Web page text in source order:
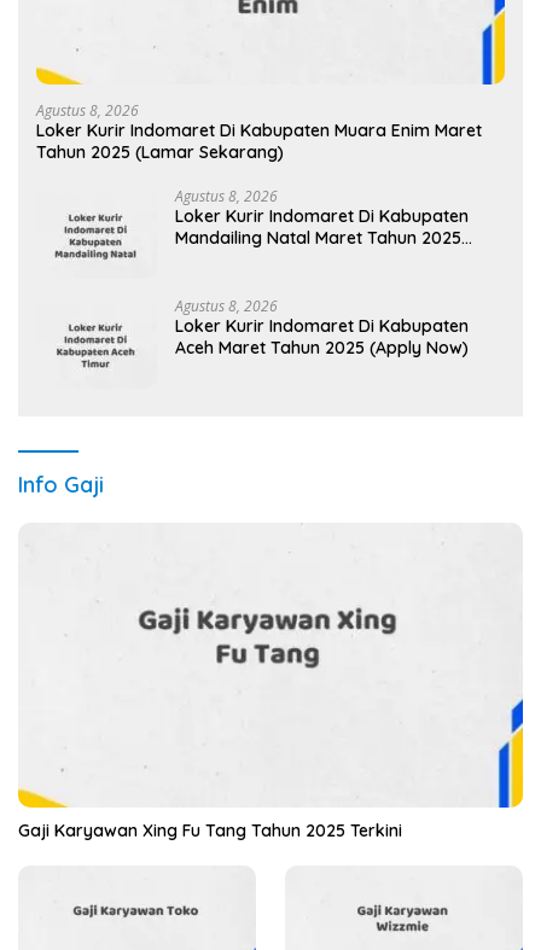
Agustus 8, 2026
Loker Kurir Indomaret Di Kabupaten Muara Enim Maret
Tahun 2025 (Lamar Sekarang)
Agustus 8, 2026
Loker Kurir Indomaret Di Kabupaten
Mandailing Natal Maret Tahun 2025
Agustus 8, 2026
Loker Kurir Indomaret Di Kabupaten
Aceh Maret Tahun 2025 (Apply Now)
Info Gaji
Gaji Karyawan Xing Fu Tang Tahun 2025 Terkini